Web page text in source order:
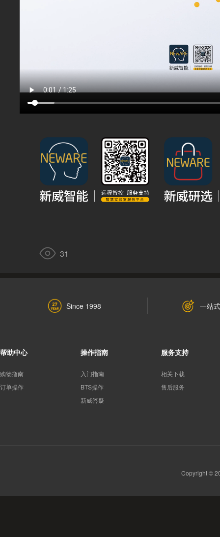
31
Since 1998 一站
帮助中心
购物指南
订单操作
操作指南
入门指南
BTS操作
新威答疑
服务支持
相关下载
售后服务
Copyright ©